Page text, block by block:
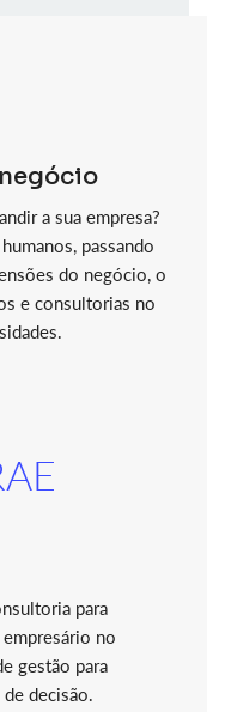
a sua empresa?
passando
do negócio, o
e consultorias no
para
no
gestão para
decisão.